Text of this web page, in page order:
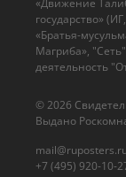
© 2026
Выдано
+7 (495) 920-10-
«Движение
государство»
«Братья-
Магриба»,
деятельность